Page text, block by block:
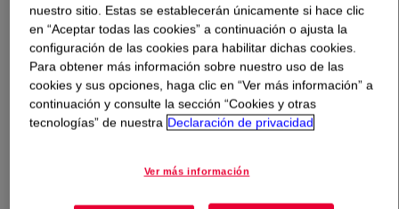
A polyol made from end-of-life polyurethane foam
mattresses and contains chemically recycled material
range of 40 to 45 weight percentage*. RENUVA™ FF 60
helps enable circularity of the polyurethane foam
nuestro sitio. Estas se establecerán únicamente si hace clic
en “Aceptar todas las cookies” a continuación o ajusta la
configuración de las cookies para habilitar dichas cookies.
Para obtener más información sobre nuestro uso de las
cookies y sus opciones, haga clic en “Ver más información” a
continuación y consulte la sección “Cookies y otras
tecnologías” de nuestra Declaración de privacidad
Ver más información